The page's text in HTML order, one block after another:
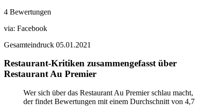
4 Bewertungen
via: Facebook
Gesamteindruck 05.01.2021
Restaurant-Kritiken zusammengefasst über
Restaurant Au Premier
Wer sich über das Restaurant Au Premier schlau macht,
der findet Bewertungen mit einem Durchschnitt von 4,7